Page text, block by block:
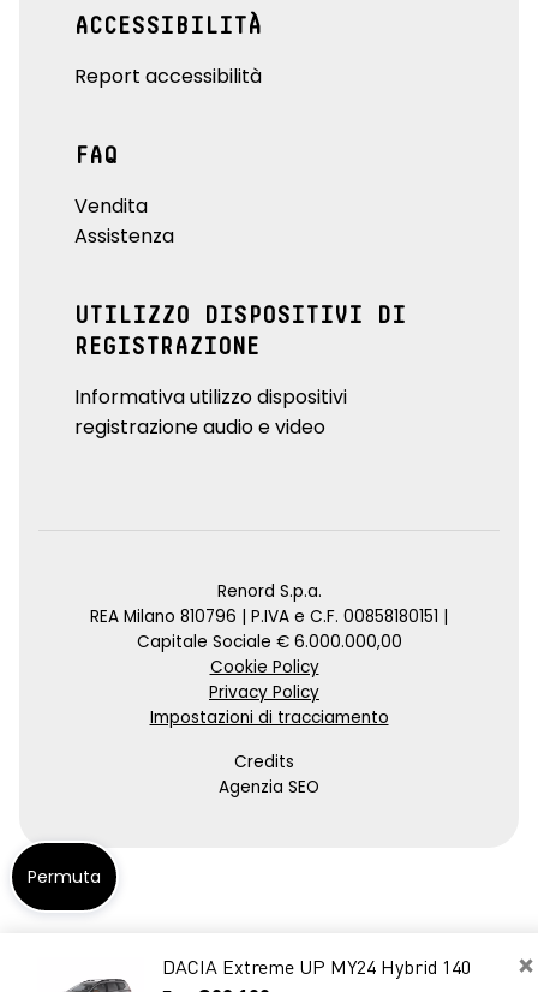
×
DACIA Extreme UP MY24 Hybrid 140
ACCESSIBILITÀ
Report accessibilità
FAQ
Vendita
Assistenza
UTILIZZO DISPOSITIVI DI
REGISTRAZIONE
Informativa utilizzo dispositivi
registrazione audio e video
Renord S.p.a.
REA Milano 810796 | P.IVA e C.F. 00858180151 |
Capitale Sociale € 6.000.000,00
Cookie Policy
Privacy Policy
Impostazioni di tracciamento
Credits
Agenzia SEO
Permuta